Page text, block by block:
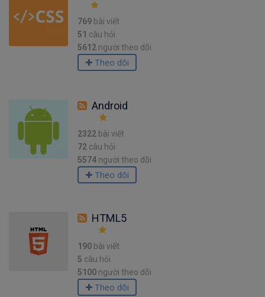
769 bài viết
51 câu hỏi
5612 người theo dõi
Theo dõi
Android
2322 bài viết
72 câu hỏi
5574 người theo dõi
Theo dõi
HTML5
190 bài viết
5 câu hỏi
5100 người theo dõi
Theo dõi